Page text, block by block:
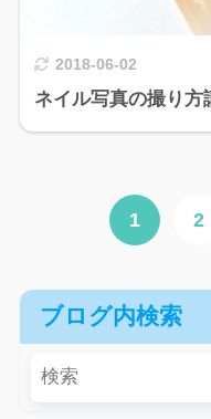
2018-06-02
ネイル写真の撮り方
1 2
ブログ内検索